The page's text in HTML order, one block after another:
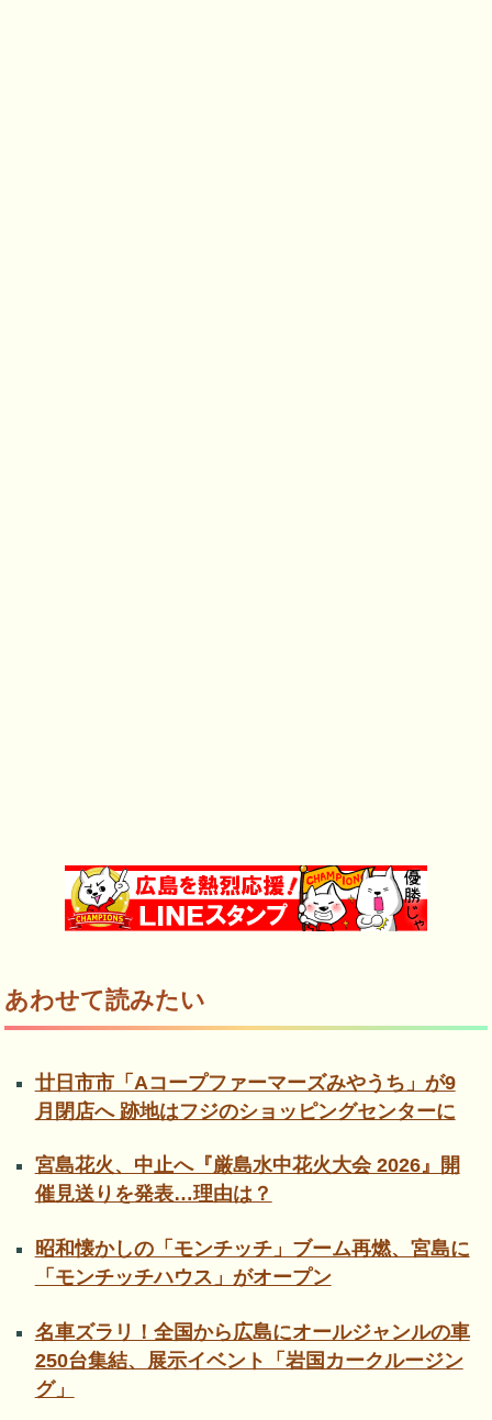
あわせて読みたい
廿日市市「Aコープファーマーズみやうち」が9
月閉店へ 跡地はフジのショッピングセンターに
宮島花火、中止へ『厳島水中花火大会 2026』開
催見送りを発表…理由は？
昭和懐かしの「モンチッチ」ブーム再燃、宮島に
「モンチッチハウス」がオープン
名車ズラリ！全国から広島にオールジャンルの車
250台集結、展示イベント「岩国カークルージン
グ」